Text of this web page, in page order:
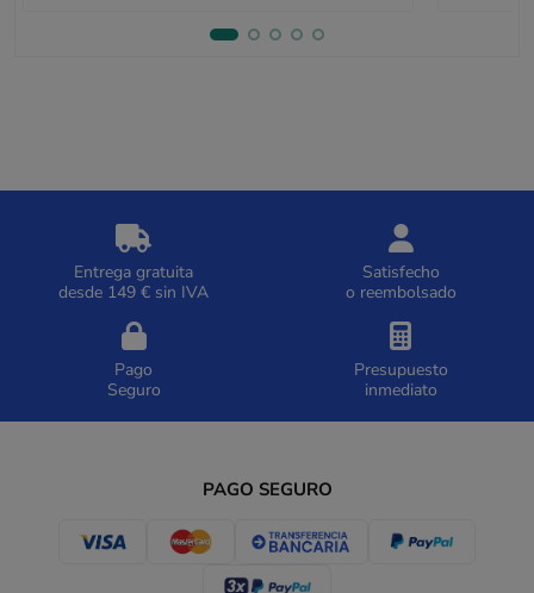
Entrega gratuita
desde 149 € sin IVA
Satisfecho
o reembolsado
Pago
Seguro
Presupuesto
inmediato
PAGO SEGURO